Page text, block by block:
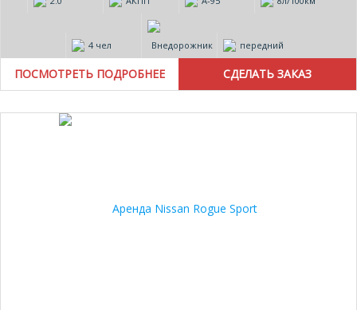
4 чел Внедорожник передний
ПОСМОТРЕТЬ ПОДРОБНЕЕ